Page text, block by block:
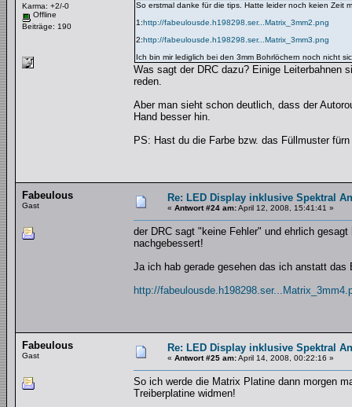
Karma: +2/-0
Offline
Beiträge: 190
So erstmal danke für die tips. Hatte leider noch keien Zeit
1:http://fabeulousde.h198298.ser...Matrix_3mm2.png
2:http://fabeulousde.h198298.ser...Matrix_3mm3.png
Ich bin mir lediglich bei den 3mm Bohrlöchern noch nicht
Was sagt der DRC dazu? Einige Leiterbahnen
reden.
Aber man sieht schon deutlich, dass der
Hand besser hin.
PS: Hast du die Farbe bzw. das Füllmuster
Fabeulous
Gast
Re: LED Display inklusive Spektral
« Antwort #24 am:April 12, 2008, 15:41:41 »
der DRC sagt "keine Fehler" und ehrlich
nachgebessert!
Ja ich hab gerade gesehen das ich anstatt
http://
Fabeulous
Gast
Re: LED Display inklusive Spektral
« Antwort #25 am:April 14, 2008, 00:22:16 »
So ich werde die Matrix Platine dann morgen
Treiberplatine widmen!